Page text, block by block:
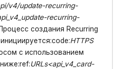
v4/update-recurring-
recurring-
создания Recurring
HTTPS
с использованием
URLs<api_v4_card-